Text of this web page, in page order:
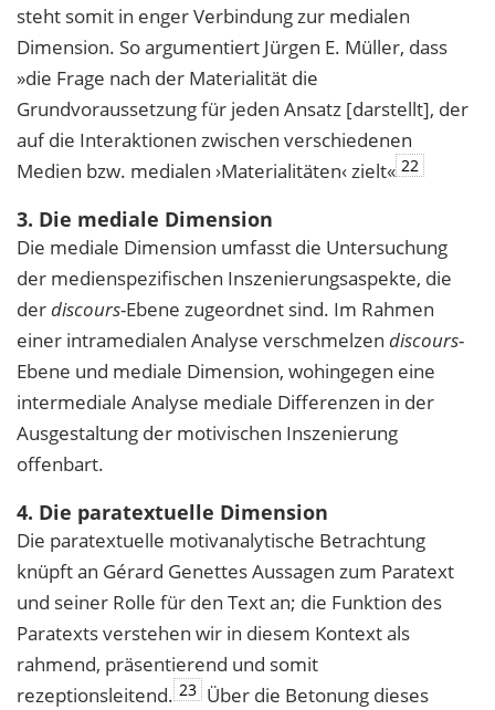
steht somit in enger Verbindung zur medialen
Dimension. So argumentiert Jürgen E. Müller, dass
»die Frage nach der Materialität die
Grundvoraussetzung für jeden Ansatz [darstellt], der
auf die Interaktionen zwischen verschiedenen
Medien bzw. medialen ›Materialitäten‹ zielt« 22
3. Die mediale Dimension
Die mediale Dimension umfasst die Untersuchung
der medienspezifischen Inszenierungsaspekte, die
derdiscours-Ebene zugeordnet sind. Im Rahmen
einer intramedialen Analyse verschmelzen discours-
Ebene und mediale Dimension, wohingegen eine
intermediale Analyse mediale Differenzen in der
Ausgestaltung der motivischen Inszenierung
offenbart.
4. Die paratextuelle Dimension
Die paratextuelle motivanalytische Betrachtung
knüpft an Gérard Genettes Aussagen zum Paratext
und seiner Rolle für den Text an; die Funktion des
Paratexts verstehen wir in diesem Kontext als
rahmend, präsentierend und somit
rezeptionsleitend. 23 Über die Betonung dieses